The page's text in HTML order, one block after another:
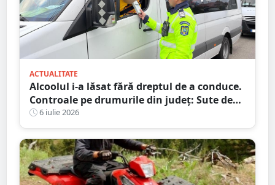
ACTUALITATE
Alcoolul i-a lăsat fără dreptul de a conduce.
Controale pe drumurile din județ: Sute de
amenzi și zeci de șoferi lăsați fără permise
6 iulie 2026